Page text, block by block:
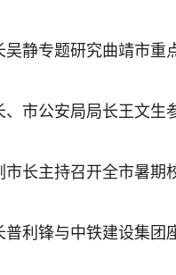
吴静专题研究曲靖市
、市公安局局长王文
市长主持召开全市暑期
普利锋与中铁建设集团